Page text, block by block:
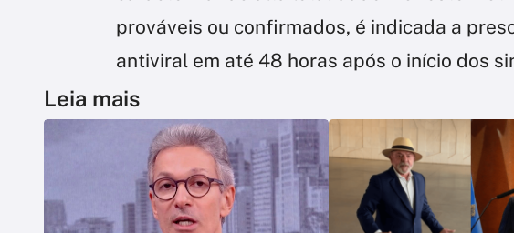
prováveis ou confirmados, é indicada a
antiviral em até 48 horas após o início dos
Leia mais